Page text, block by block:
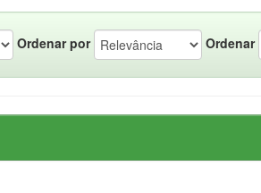
Ordenar por Ordenar